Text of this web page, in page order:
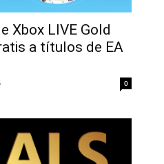
Xbox LIVE Gold
a títulos de EA
0